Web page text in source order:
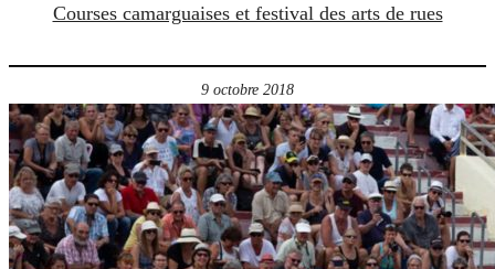
Courses camarguaises et festival des arts de rues
9 octobre 2018